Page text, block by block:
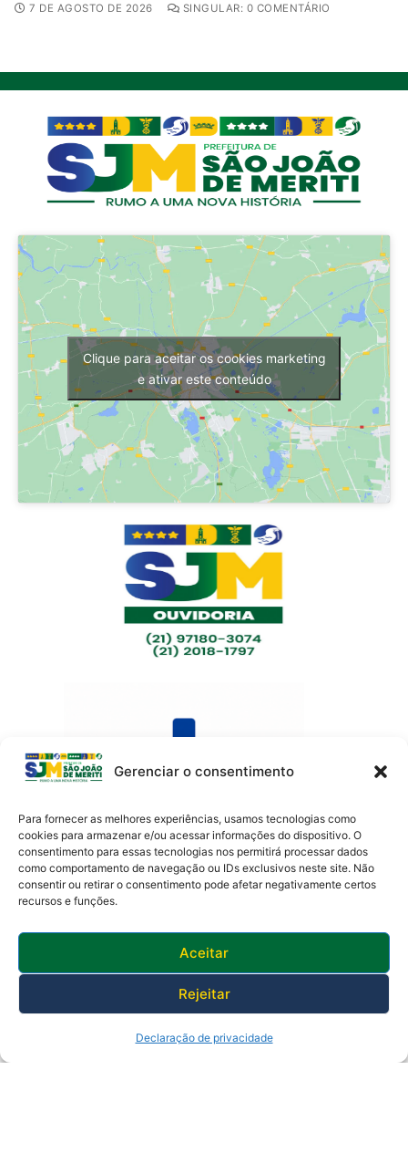
Gerenciar o consentimento
Para fornecer as melhores experiências, usamos tecnologias como
cookies para armazenar e/ou acessar informações do dispositivo. O
consentimento para essas tecnologias nos permitirá processar dados
como comportamento de navegação ou IDs exclusivos neste site. Não
consentir ou retirar o consentimento pode afetar negativamente certos
recursos e funções.
Aceitar
Rejeitar
Declaração de privacidade
7 DE AGOSTO DE 2026 SINGULAR: 0 COMENTÁRIO
Clique para aceitar os cookies marketing
e ativar este conteúdo
Av. Presidente Lincoln, 899 – Jardim Meriti
São João de Meriti – RJ CEP
25555-201
Horário de funcionamento: 8:30h às 17:30h